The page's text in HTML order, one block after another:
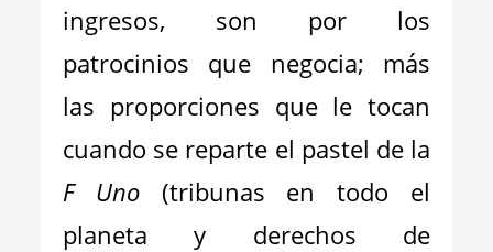
ingresos, son por los
patrocinios que negocia; más
las proporciones que le tocan
cuando se reparte el pastel de la
F Uno (tribunas en todo el
planeta y derechos de